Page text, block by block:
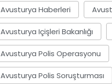
Avusturya Haberleri
Avusturya Içişleri Bakanlığı
Avusturya Polis Operasyonu
Avusturya Polis Soruşturması